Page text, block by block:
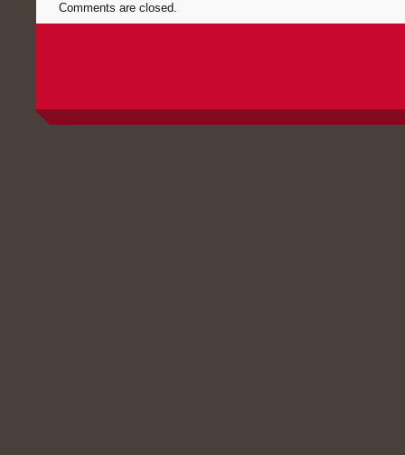
Comments are closed.